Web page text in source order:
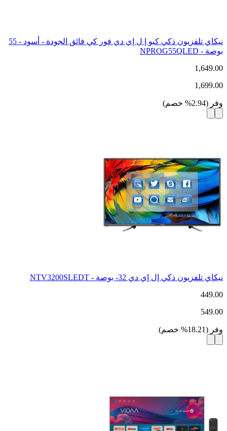
نيكاي تلفزيون ذكي كيو إ ل إي دي فور كي فائق الجودة - أسود - 55
بوصة - NPROG55QLED
1,649.00
1,699.00
وفر (
2.94
% خصم)
نيكاي تلفزيون ذكي إل إي دي 32- بوصة - NTV3200SLEDT
449.00
549.00
وفر (
18.21
% خصم)